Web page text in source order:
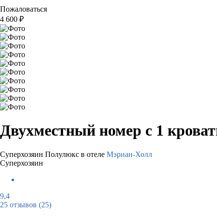
Пожаловаться
4 600 ₽
Двухместный номер с 1
Суперхозяин Полулюкс в отеле Мэриан-Холл
Суперхозяин
9,4
25 отзывов (25)